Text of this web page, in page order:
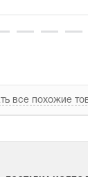
все похожие